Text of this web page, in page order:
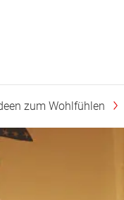
zum Wohlfühlen